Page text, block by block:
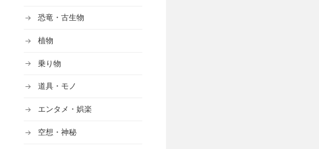
恐竜・古生物
植物
乗り物
道具・モノ
エンタメ・娯楽
空想・神秘